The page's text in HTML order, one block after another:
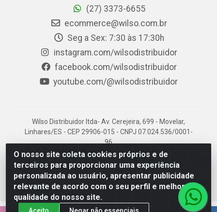
O nosso site coleta cookies próprios e de
terceiros para proporcionar uma experiência
personalizada ao usuário, apresentar publicidade
relevante de acordo com o seu perfil e melhorar a
qualidade do nosso site.
Aceito Negar não essenciais
(27) 3373-6655
ecommerce@wilso.com.br
Seg a Sex: 7:30 às 17:30h
instagram.com/wilsodistribuidor
facebook.com/wilsodistribuidor
youtube.com/@wilsodistribuidor
Wilso Distribuidor ltda- Av. Cerejeira, 699 - Movelar,
Linhares/ES - CEP 29906-015 - CNPJ 07.024.536/0001-
96